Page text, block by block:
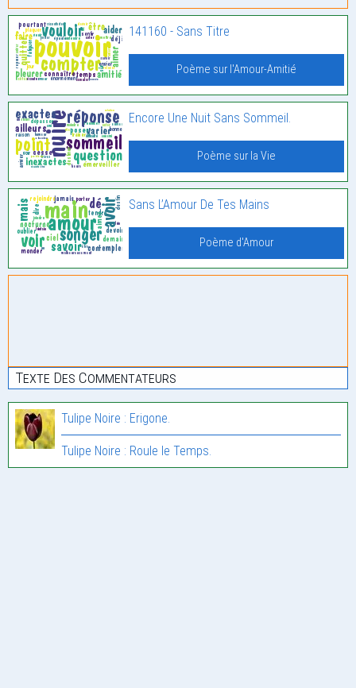
141160 - Sans Titre
Poème sur l'Amour-Amitié
Encore Une Nuit Sans Sommeil.
Poème sur la Vie
Sans L’Amour De Tes Mains
Poème d'Amour
Texte Des Commentateurs
Tulipe Noire : Erigone.
Tulipe Noire : Roule le Temps.